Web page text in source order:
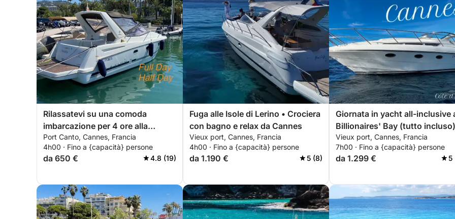
Rilassatevi su una comoda
imbarcazione per 4 ore alla
scoperta delle isole di Lérins.
Sconto speciale per le coppie!
Port Canto, Cannes, Francia
4h00 · Fino a {capacità} persone
da 650 € 4.8 (19)
Fuga alle Isole di Lerino • Crociera
con bagno e relax da Cannes
Vieux port, Cannes, Francia
4h00 · Fino a {capacità} persone
da 1.190 € 5 (8)
Giornata in yacht all-inclusive
Billionaires' Bay (tutto incluso)
Vieux port, Cannes, Francia
7h00 · Fino a {capacità} persone
da 1.299 € 5